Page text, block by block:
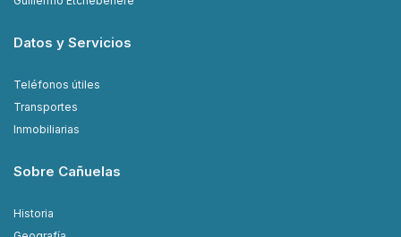
Datos y Servicios
Teléfonos útiles
Transportes
Inmobiliarias
Sobre Cañuelas
Historia